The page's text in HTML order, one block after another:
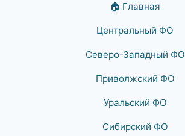
🏠 Главная
Центральный ФО
Северо-Западный ФО
Приволжский ФО
Уральский ФО
Сибирский ФО